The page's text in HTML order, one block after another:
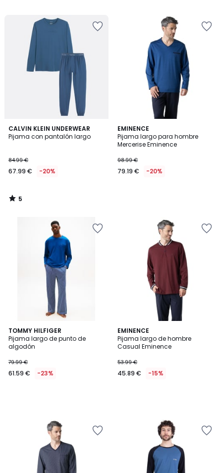
CALVIN KLEIN UNDERWEAR
Pijama con pantalón largo
84.99 €
67.99 € -20%
5
/
5
/
EMINENCE
Pijama largo para hombre
Mercerise Eminence
98.99 €
79.19 € -20%
TOMMY HILFIGER
Pijama largo de punto de
algodón
79.99 €
61.59 € -23%
EMINENCE
Pijama largo de hombre
Casual Eminence
53.99 €
45.89 € -15%